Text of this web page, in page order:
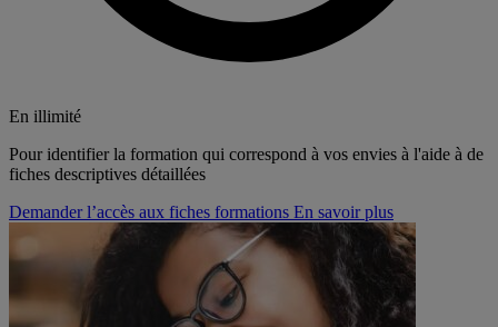
En illimité
Pour identifier la formation qui correspond à vos envies à l'aide à de
fiches descriptives détaillées
Demander l’accès aux fiches formations En savoir plus